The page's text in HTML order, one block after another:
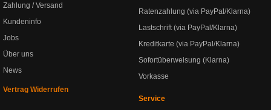
Zahlung / Versand
Kundeninfo
Jobs
Über uns
News
Vertrag Widerrufen
Ratenzahlung (via PayPal/Klarna)
Lastschrift (via PayPal/Klarna)
Kreditkarte (via PayPal/Klarna)
Sofortüberweisung (Klarna)
Vorkasse
Service